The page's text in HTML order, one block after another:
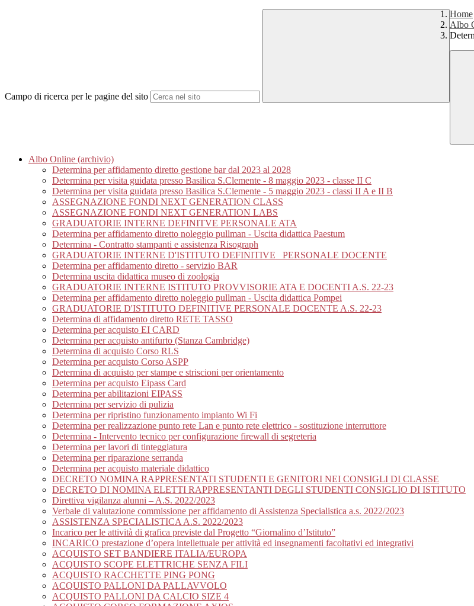
Campo di ricerca per le pagine del sito
Home
Albo
Albo Online (archivio)
Determina per affidamento diretto gestione bar dal 2023 al 2028
Determina per visita guidata presso Basilica S.Clemente - 8 maggio 2023 - classe II C
Determina per visita guidata presso Basilica S.Clemente - 5 maggio 2023 - classi II A e II B
ASSEGNAZIONE FONDI NEXT GENERATION CLASS
ASSEGNAZIONE FONDI NEXT GENERATION LABS
GRADUATORIE INTERNE DEFINITVE PERSONALE ATA
Determina per affidamento diretto noleggio pullman - Uscita didattica Paestum
Determina - Contratto stampanti e assistenza Risograph
GRADUATORIE INTERNE D'ISTITUTO DEFINITIVE_ PERSONALE DOCENTE
Determina per affidamento diretto - servizio BAR
Determina uscita didattica museo di zoologia
GRADUATORIE INTERNE ISTITUTO PROVVISORIE ATA E DOCENTI A.S. 22-23
Determina per affidamento diretto noleggio pullman - Uscita didattica Pompei
GRADUATORIE D'ISTITUTO DEFINITIVE PERSONALE DOCENTE A.S. 22-23
Determina di affidamento diretto RETE TASSO
Determina per acquisto EI CARD
Determina per acquisto antifurto (Stanza Cambridge)
Determina di acquisto Corso RLS
Determina per acquisto Corso ASPP
Determina di acquisto per stampe e striscioni per orientamento
Determina per acquisto Eipass Card
Determina per abilitazioni EIPASS
Determina per servizio di pulizia
Determina per ripristino funzionamento impianto Wi Fi
Determina per realizzazione punto rete Lan e punto rete elettrico - sostituzione interruttore
Determina - Intervento tecnico per configurazione firewall di segreteria
Determina per lavori di tinteggiatura
Determina per riparazione serranda
Determina per acquisto materiale didattico
DECRETO NOMINA RAPPRESENTATI STUDENTI E GENITORI NEI CONSIGLI DI CLASSE
DECRETO DI NOMINA ELETTI RAPPRESENTANTI DEGLI STUDENTI CONSIGLIO DI ISTITUTO
Direttiva vigilanza alunni – A.S. 2022/2023
Verbale di valutazione commissione per affidamento di Assistenza Specialistica a.s. 2022/2023
ASSISTENZA SPECIALISTICA A.S. 2022/2023
Incarico per le attività di grafica previste dal Progetto “Giornalino d’Istituto”
INCARICO prestazione d’opera intellettuale per attività ed insegnamenti facoltativi ed integrativi
ACQUISTO SET BANDIERE ITALIA/EUROPA
ACQUISTO SCOPE ELETTRICHE SENZA FILI
ACQUISTO RACCHETTE PING PONG
ACQUISTO PALLONI DA PALLAVVOLO
ACQUISTO PALLONI DA CALCIO SIZE 4